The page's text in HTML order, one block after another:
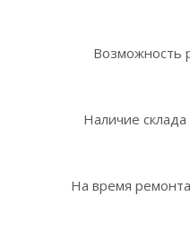
Возможность
Наличие
На время